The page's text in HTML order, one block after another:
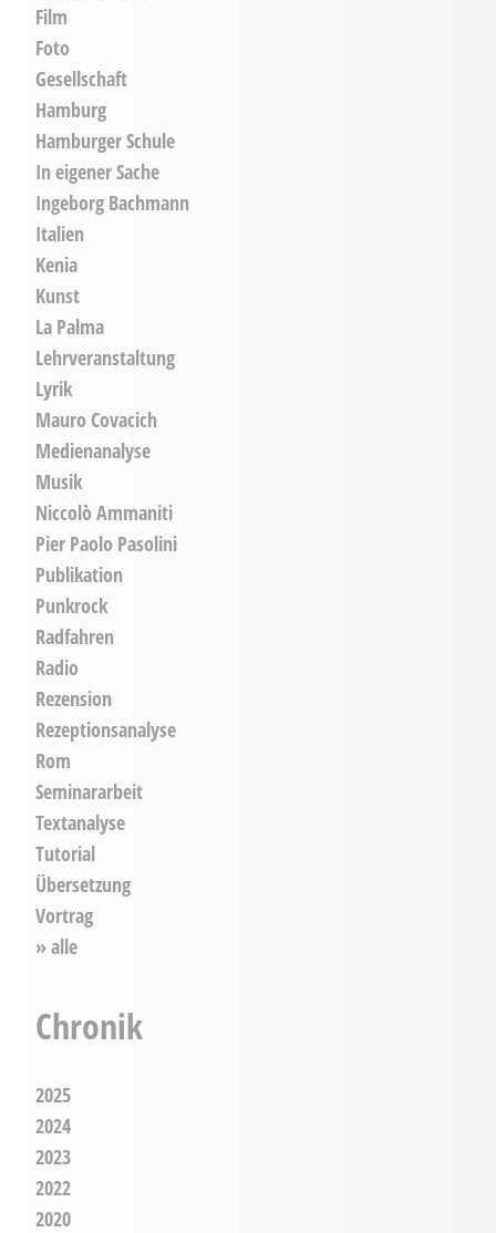
Film
Foto
Gesellschaft
Hamburg
Hamburger Schule
In eigener Sache
Ingeborg Bachmann
Italien
Kenia
Kunst
La Palma
Lehrveranstaltung
Lyrik
Mauro Covacich
Medienanalyse
Musik
Niccolò Ammaniti
Pier Paolo Pasolini
Publikation
Punkrock
Radfahren
Radio
Rezension
Rezeptionsanalyse
Rom
Seminararbeit
Textanalyse
Tutorial
Übersetzung
Vortrag
» alle
Chronik
2025
2024
2023
2022
2020